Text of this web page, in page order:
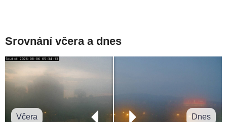
Srovnání včera a dnes
Včera Dnes